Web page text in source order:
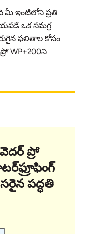
మీ ఇంటిలోని ప్రతి
ఒక సమగ్ర
ఫలితాల కోసం
WP+200ని
ప్రో
పద్ధతి